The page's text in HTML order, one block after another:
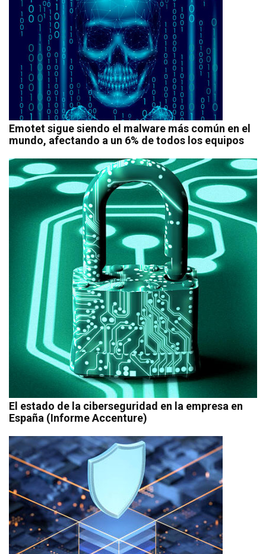
Emotet sigue siendo el malware más común en el
mundo, afectando a un 6% de todos los equipos
El estado de la ciberseguridad en la empresa en
España (Informe Accenture)